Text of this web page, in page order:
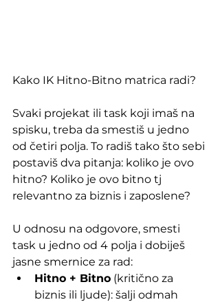
Kako IK Hitno-Bitno matrica radi?
Svaki projekat ili task koji imaš na
spisku, treba da smestiš u jedno
od četiri polja. To radiš tako što sebi
postaviš dva pitanja: koliko je ovo
hitno? Koliko je ovo bitno tj
relevantno za biznis i zaposlene?
U odnosu na odgovore, smesti
task u jedno od 4 polja i dobiješ
jasne smernice za rad:
Hitno + Bitno (kritično za
biznis ili ljude): šalji odmah